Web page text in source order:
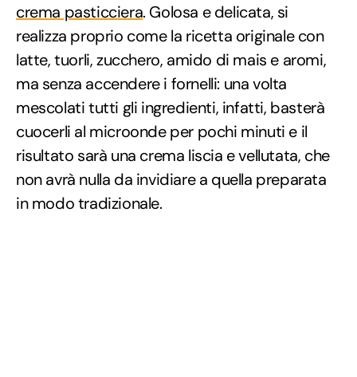
crema pasticciera. Golosa e delicata, si
realizza proprio come la ricetta originale con
latte, tuorli, zucchero, amido di mais e aromi,
ma senza accendere i fornelli: una volta
mescolati tutti gli ingredienti, infatti, basterà
cuocerli al microonde per pochi minuti e il
risultato sarà una crema liscia e vellutata, che
non avrà nulla da invidiare a quella preparata
in modo tradizionale.